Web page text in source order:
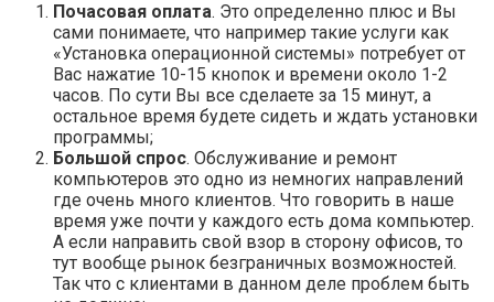
Почасовая оплата. Это определенно плюс и Вы
сами понимаете, что например такие услуги как
«Установка операционной системы» потребует от
Вас нажатие 10-15 кнопок и времени около 1-2
часов. По сути Вы все сделаете за 15 минут, а
остальное время будете сидеть и ждать установки
программы;
Большой спрос. Обслуживание и ремонт
компьютеров это одно из немногих направлений
где очень много клиентов. Что говорить в наше
время уже почти у каждого есть дома компьютер.
А если направить свой взор в сторону офисов, то
тут вообще рынок безграничных возможностей.
Так что с клиентами в данном деле проблем быть